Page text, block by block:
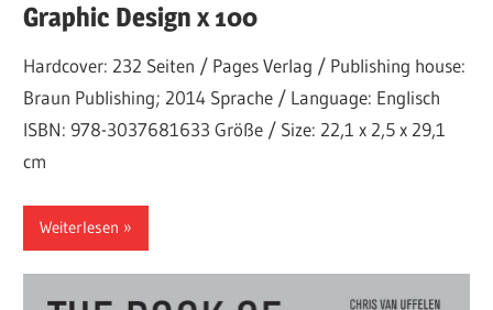
Graphic Design x 100
Hardcover: 232 Seiten / Pages Verlag / Publishing house:
Braun Publishing; 2014 Sprache / Language: Englisch
ISBN: 978-3037681633 Größe / Size: 22,1 x 2,5 x 29,1
cm
Weiterlesen